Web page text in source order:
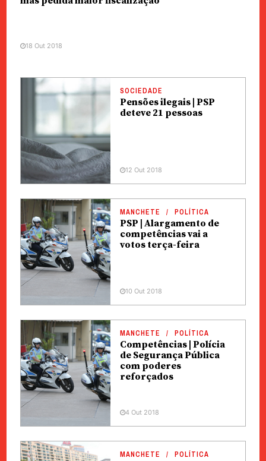
18 Out 2018
SOCIEDADE
Pensões ilegais | PSP
deteve 21 pessoas
12 Out 2018
MANCHETE POLÍTICA
PSP | Alargamento de
competências vai a
votos terça-feira
10 Out 2018
MANCHETE POLÍTICA
Competências | Polícia
de Segurança Pública
com poderes
reforçados
4 Out 2018
MANCHETE POLÍTICA